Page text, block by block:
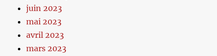
juin 2023
mai 2023
avril 2023
mars 2023